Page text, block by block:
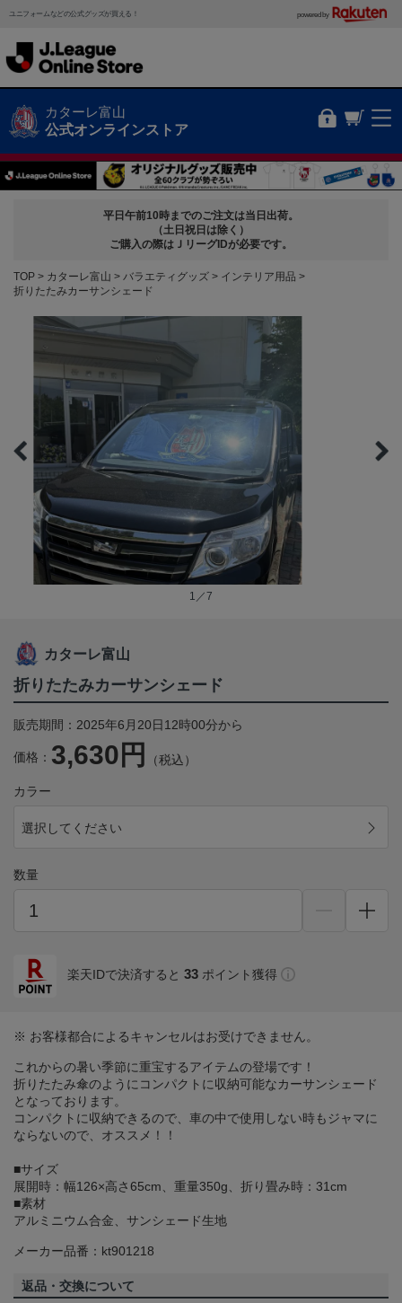
ユニフォームなどの公式グッズが買える！ powered by
カターレ富山
公式オンラインストア
平日午前10時までのご注文は当日出荷。
（土日祝日は除く）
ご購入の際はＪリーグIDが必要です。
TOP カターレ富山 バラエティグッズ
インテリア用品
折りたたみカーサンシェード
1／7
カターレ富山
折りたたみカーサンシェード
販売期間：2025年6月20日12時00分から
価格： 3,630円 （税込）
カラー
選択してください
数量
楽天IDで決済すると 33 ポイント獲得
※ お客様都合によるキャンセルはお受けできません。
これからの暑い季節に重宝するアイテムの登場です！
折りたたみ傘のようにコンパクトに収納可能なカーサンシェード
となっております。
コンパクトに収納できるので、車の中で使用しない時もジャマに
ならないので、オススメ！！
■サイズ
展開時：幅126×高さ65cm、重量350g、折り畳み時：31cm
■素材
アルミニウム合金、サンシェード生地
メーカー品番：kt901218
返品・交換について